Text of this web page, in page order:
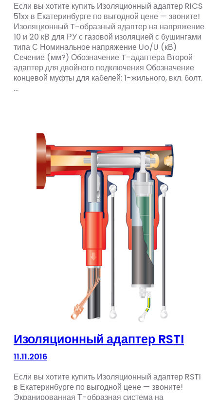
Если вы хотите купить Изоляционный адаптер RICS
51xx в Екатеринбурге по выгодной цене — звоните!
Изоляционный T-образный адаптер на напряжение
10 и 20 кВ для РУ с газовой изоляцией с бушингами
типа С Номинальное напряжение Uo/U (кВ)
Сечение (мм?) Обозначение T-адаптера Второй
адаптер для двойного подключения Обозначение
концевой муфты для кабелей: 1-жильного, вкл. болт.
…
Изоляционный адаптер RSTI
11.11.2016
Если вы хотите купить Изоляционный адаптер RSTI
в Екатеринбурге по выгодной цене — звоните!
Экранированная Т-образная система на